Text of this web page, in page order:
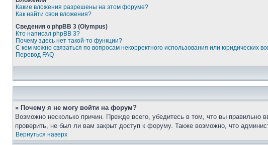
Какие вложения разрешены на этом форуме?
Как найти свои вложения?
Сведения о phpBB 3 (Olympus)
Кто написал phpBB 3?
Почему здесь нет такой-то функции?
С кем можно связаться по вопросам некорректного использования или юридических
Перевод FAQ
» Почему я не могу войти на форум?
Возможно несколько причин. Прежде всего, убедитесь в том, что вы
проверить, не был ли вам закрыт доступ к форуму. Также возможно, что
Вернуться наверх